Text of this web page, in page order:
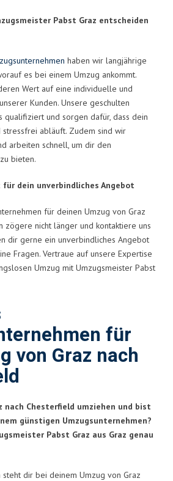
Pabst Graz entscheiden
haben wir langjährige
es bei einem Umzug ankommt.
Wert auf eine individuelle und
Kunden. Unsere geschulten
qualifiziert und sorgen dafür, dass dein
abläuft. Zudem sind wir
arbeiten schnell, um dir den
bieten.
dein unverbindliches Angebot
für deinen Umzug von Graz
zögere nicht länger und kontaktiere uns
dir gerne ein unverbindliches Angebot
Fragen. Vertraue auf unsere Expertise
Umzug mit Umzugsmeister Pabst
für
von Graz nach
nach Chesterfield umziehen und bist
günstigen Umzugsunternehmen?
Pabst Graz aus Graz genau
dir bei deinem Umzug von Graz